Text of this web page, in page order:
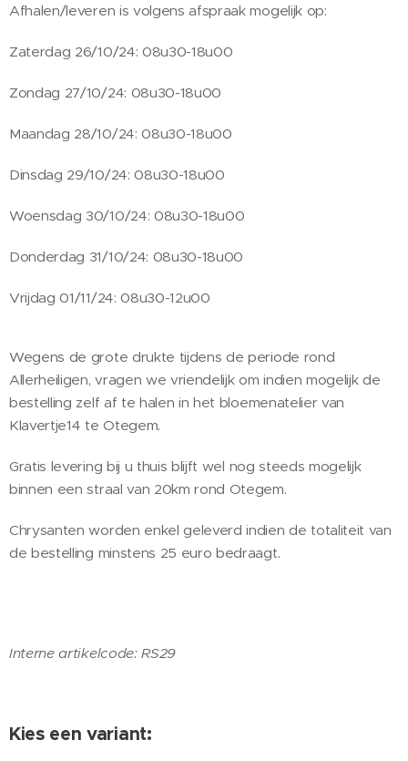
Afhalen/leveren is volgens afspraak mogelijk op:
Zaterdag 26/10/24: 08u30-18u00
Zondag 27/10/24: 08u30-18u00
Maandag 28/10/24: 08u30-18u00
Dinsdag 29/10/24: 08u30-18u00
Woensdag 30/10/24: 08u30-18u00
Donderdag 31/10/24: 08u30-18u00
Vrijdag 01/11/24: 08u30-12u00
Wegens de grote drukte tijdens de periode rond
Allerheiligen, vragen we vriendelijk om indien mogelijk de
bestelling zelf af te halen in het bloemenatelier van
Klavertje14 te Otegem.
Gratis levering bij u thuis blijft wel nog steeds mogelijk
binnen een straal van 20km rond Otegem.
Chrysanten worden enkel geleverd indien de totaliteit van
de bestelling minstens 25 euro bedraagt.
Interne artikelcode: RS29
Kies een variant: